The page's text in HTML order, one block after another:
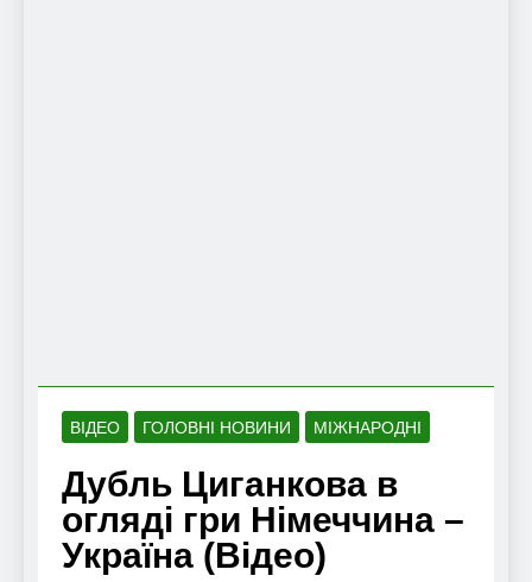
ВІДЕО ГОЛОВНІ НОВИНИ МІЖНАРОДНІ
Дубль Циганкова в
огляді гри Німеччина –
Україна (Відео)